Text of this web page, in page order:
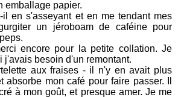
emballage papier.
il en s'asseyant et en me tendant mes
un jéroboam de caféine pour
encore pour la petite collation. Je
j'avais besoin d'un remontant.
aux fraises - il n'y en avait plus
absorbe mon café pour faire passer. Il
à mon goût, et presque amer. Je me